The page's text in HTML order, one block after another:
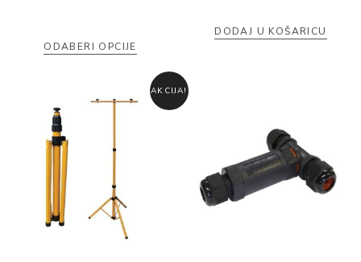
ODABERI OPCIJE
DODAJ U KOŠARICU
AKCIJA!